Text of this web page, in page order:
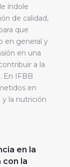
índole
de calidad,
que
en general y
en una
a la
En IFBB
en
la nutrición
en la
con la